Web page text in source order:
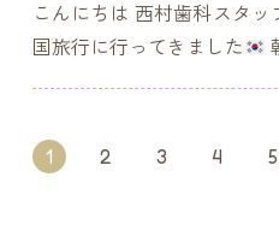
こんにちは 西村歯科スタッ
国旅行に行ってきました
1 2 3 4 5